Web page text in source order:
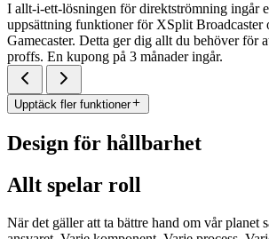
I allt-i-ett-lösningen för direktströmning ingår
uppsättning funktioner för XSplit Broadcaster
Gamecaster. Detta ger dig allt du behöver för
proffs. En kupong på 3 månader ingår.
Upptäck fler funktioner
Design för hållbarhet
Allt spelar roll
När det gäller att ta bättre hand om vår planet